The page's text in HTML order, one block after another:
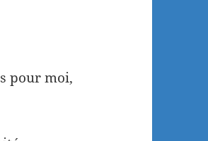
pour moi,